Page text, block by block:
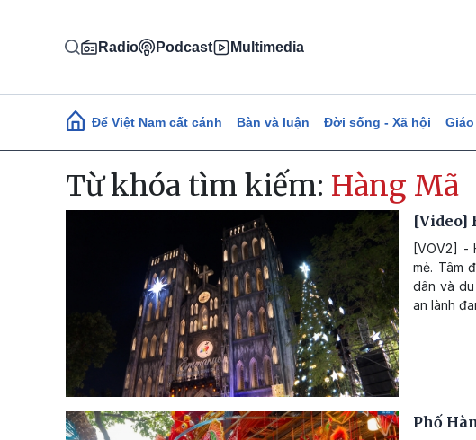
Radio Podcast Multimedia
Main navigation
Để Việt Nam cất cánh Bàn và luận Đời sống - Xã hội
Từ khóa tìm kiếm: Hàng Mã
[Video]
[VOV2] -
mẻ. Tâm
dân và
an lành
Phố